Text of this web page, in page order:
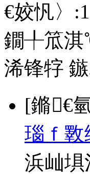
€姣忛〉:
鐗╀笟
浠锋牸
[鏅€
瑙ｆ
浜屾埧